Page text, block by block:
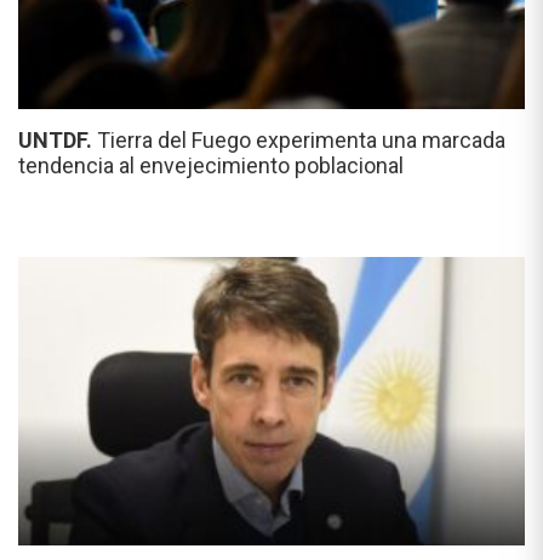
UNTDF. Tierra del Fuego experimenta una marcada
tendencia al envejecimiento poblacional